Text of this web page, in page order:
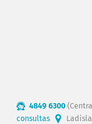
4849 6300
consultas